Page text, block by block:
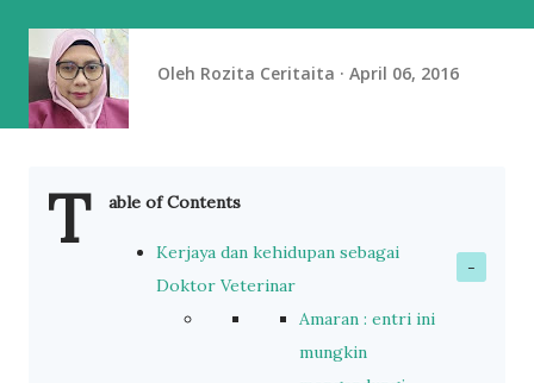
Oleh Rozita Ceritaita April 06, 2016
T able of Contents
Kerjaya dan kehidupan sebagai
Doktor Veterinar
Amaran : entri ini
mungkin